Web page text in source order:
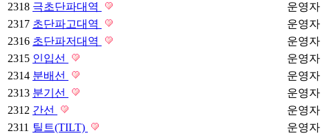
2318 극초단파대역 운영자
2317 초단파고대역 운영자
2316 초단파저대역 운영자
2315 인입선 운영자
2314 분배선 운영자
2313 분기선 운영자
2312 간선 운영자
2311 틸트(TILT) 운영자